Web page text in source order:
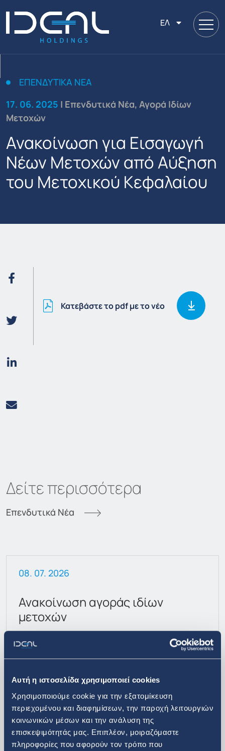
Αυτή η ιστοσελίδα χρησιμοποιεί cookies
Χρησιμοποιούμε cookie για την εξατομίκευση
περιεχομένου και διαφημίσεων, την παροχή λειτουργιών
κοινωνικών μέσων και την ανάλυση της
επισκεψιμότητάς μας. Επιπλέον, μοιραζόμαστε
πληροφορίες που αφορούν τον τρόπο που
ΕΛ
ΕΠΕΝΔΥΤΙΚΆ ΝΈΑ
17. 06. 2025 | Επενδυτικά Νέα, Αγορά Ιδίων
Μετοχών
Ανακοίνωση για Εισαγωγή
Νέων Μετοχών από Αύξηση
του Μετοχικού Κεφαλαίου
Κατεβάστε το pdf με το νέο
Δείτε περισσότερα
Επενδυτικά Νέα
08. 07. 2026
Ανακοίνωση αγοράς ιδίων
μετοχών
περισσότερα